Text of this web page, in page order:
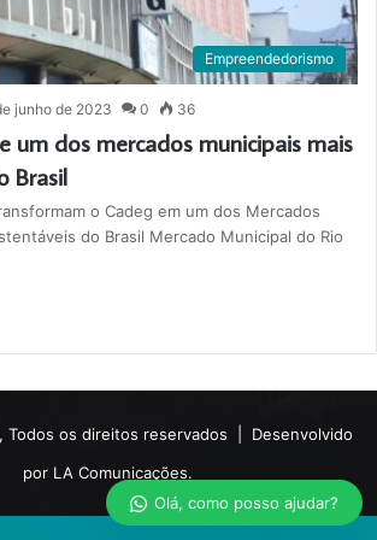
Empreendedorismo
junho de 2023 0 36
um dos mercados municipais mais
Brasil
o Cadeg em um dos Mercados
do Brasil Mercado Municipal do Rio
Todos os direitos reservados | Desenvolvido
por LA Comunicações.
Olá, como posso ajudar?